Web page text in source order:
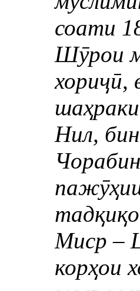
соати
Шӯрои
хориҷӣ,
шаҳраки
Нил,
Чорабин
пажӯ
Миср –
корҳои